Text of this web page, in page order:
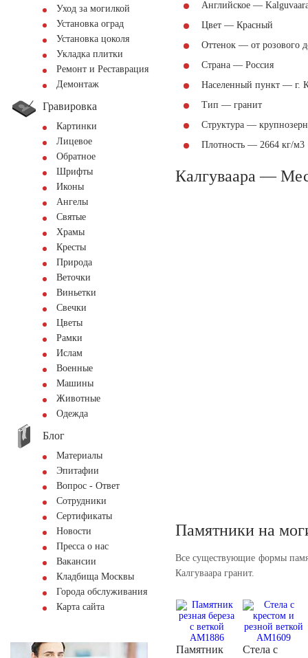
Уход за могилкой
Установка оград
Установка цоколя
Укладка плитки
Ремонт и Реставрация
Демонтаж
Гравировка
Картинки
Лицевое
Обратное
Шрифты
Иконы
Ангелы
Святые
Храмы
Кресты
Природа
Веточки
Виньетки
Свечки
Цветы
Рамки
Ислам
Военные
Машины
Животные
Одежда
Блог
Материалы
Эпитафии
Вопрос - Ответ
Сотрудники
Сертификаты
Новости
Пресса о нас
Вакансии
Кладбища Москвы
Города обслуживания
Карта сайта
Английское —
Цвет — Красный
Оттенок — от розового
Страна — Россия
Населенный пункт — г.
Тип — гранит
Структура —
Плотность — 2664 кг/м3
Калгуваара —
Памятники на
Все существующие формы
Калгуваара гранит.
Памятник
Стела с